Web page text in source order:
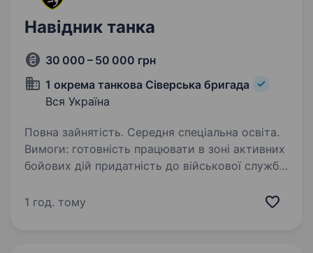
Навідник танка
30 000 – 50 000 грн
1 окрема танкова Сіверська бригада
Вся Україна
Повна зайнятість. Середня спеціальна освіта.
Вимоги: готовність працювати в зоні активних
бойових дій придатність до військової служби
психологічними якостями освіта середня,
1 год. тому